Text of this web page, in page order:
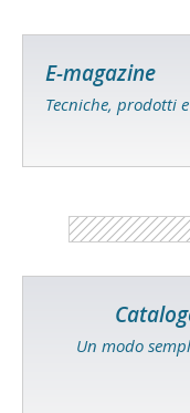
E-magazine
Tecniche, prodotti
Un modo